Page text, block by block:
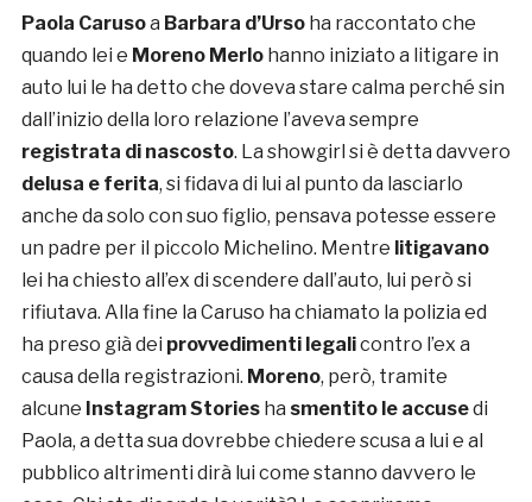
Paola Carusoa Barbara d’Urso ha raccontato che
quando lei e Moreno Merlo hanno iniziato a litigare in
auto lui le ha detto che doveva stare calma perché sin
dall’inizio della loro relazione l’aveva sempre
registrata di nascosto. La showgirl si è detta davvero
delusa e ferita, si fidava di lui al punto da lasciarlo
anche da solo con suo figlio, pensava potesse essere
un padre per il piccolo Michelino. Mentre litigavano
lei ha chiesto all’ex di scendere dall’auto, lui però si
rifiutava. Alla fine la Caruso ha chiamato la polizia ed
ha preso già dei provvedimenti legalicontro l’ex a
causa della registrazioni. Moreno, però, tramite
alcune Instagram Stories ha smentito le accusedi
Paola, a detta sua dovrebbe chiedere scusa a lui e al
pubblico altrimenti dirà lui come stanno davvero le